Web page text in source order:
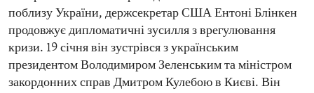
поблизу України, держсекретар США Ентоні Блінкен
продовжує дипломатичні зусилля з врегулювання
кризи. 19 січня він зустрівся з українським
президентом Володимиром Зеленським та міністром
закордонних справ Дмитром Кулебою в Києві. Він